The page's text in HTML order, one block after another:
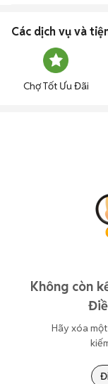
Các dịch vụ và
Chợ Tốt Ưu Đãi
Không còn
Hãy xóa